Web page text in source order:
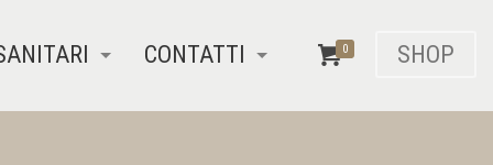
CONTATTI 0 SHOP